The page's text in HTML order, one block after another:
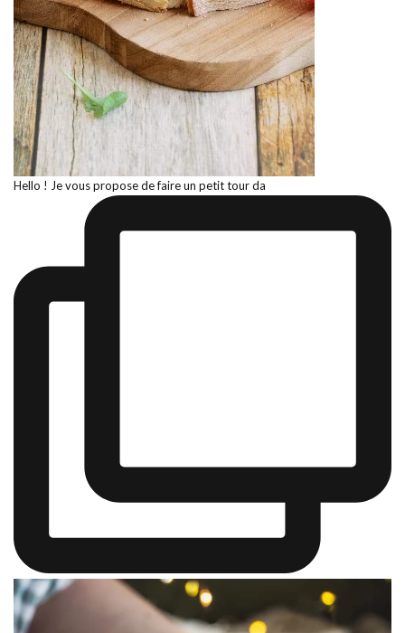
Hello ! Je vous propose de faire un petit tour da